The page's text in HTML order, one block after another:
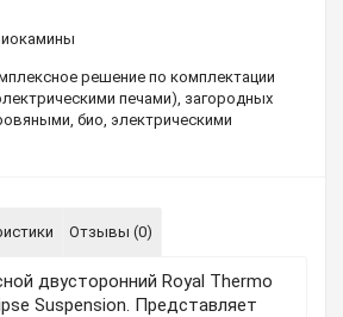
решение по комплектации
печами), загородных
био, электрическими
Отзывы (0)
двусторонний Royal Thermo
Suspension. Представляет